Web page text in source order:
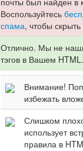
Воспользуйтесь
спама, чтобы
Отлично. Мы не
тэгов в Вашем HTML.
Внимание!
избежать
Слишком
использует
правила в